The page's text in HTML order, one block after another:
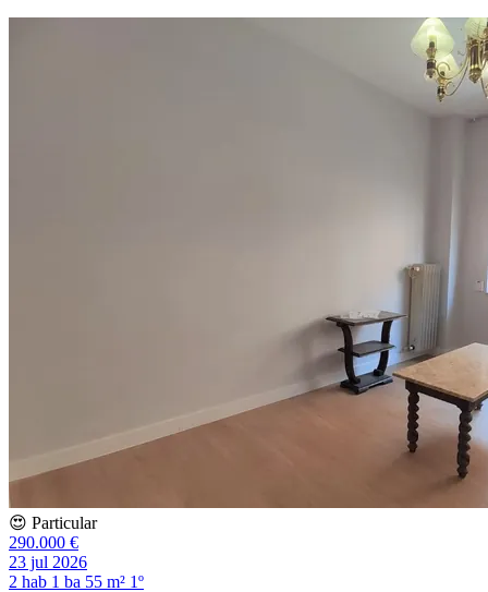
😍 Particular
290.000 €
23 jul 2026
2 hab 1 ba 55 m² 1º